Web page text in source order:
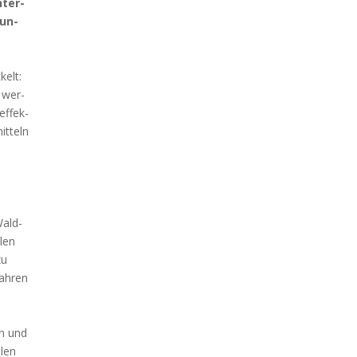
wer­
und